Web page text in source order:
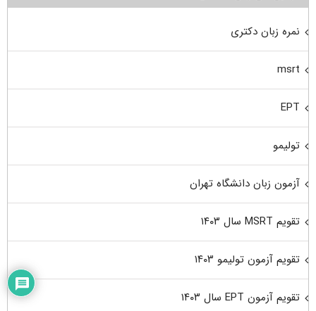
نمره زبان دکتری
msrt
EPT
تولیمو
آزمون زبان دانشگاه تهران
تقویم MSRT سال ۱۴۰۳
تقویم آزمون تولیمو ۱۴۰۳
تقویم آزمون EPT سال ۱۴۰۳